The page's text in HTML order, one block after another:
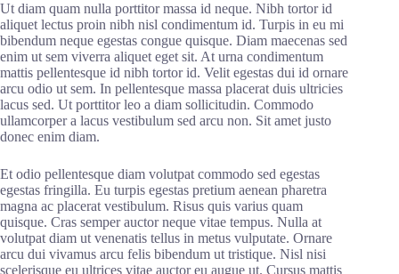
Ut diam quam nulla porttitor massa id neque. Nibh tortor id
aliquet lectus proin nibh nisl condimentum id. Turpis in eu mi
bibendum neque egestas congue quisque. Diam maecenas sed
enim ut sem viverra aliquet eget sit. At urna condimentum
mattis pellentesque id nibh tortor id. Velit egestas dui id ornare
arcu odio ut sem. In pellentesque massa placerat duis ultricies
lacus sed. Ut porttitor leo a diam sollicitudin. Commodo
ullamcorper a lacus vestibulum sed arcu non. Sit amet justo
donec enim diam.
Et odio pellentesque diam volutpat commodo sed egestas
egestas fringilla. Eu turpis egestas pretium aenean pharetra
magna ac placerat vestibulum. Risus quis varius quam
quisque. Cras semper auctor neque vitae tempus. Nulla at
volutpat diam ut venenatis tellus in metus vulputate. Ornare
arcu dui vivamus arcu felis bibendum ut tristique. Nisl nisi
scelerisque eu ultrices vitae auctor eu augue ut. Cursus mattis